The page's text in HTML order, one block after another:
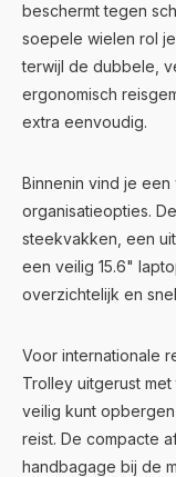
beschermt tegen
soepele wielen rol
terwijl de dubbele,
ergonomisch
extra eenvoudig.
Binnenin vind je
organisatieopties.
steekvakken, een
een veilig 15.6"
overzichtelijk en
Voor internationale
Trolley uitgerust
veilig kunt
reist. De compacte
handbagage bij de